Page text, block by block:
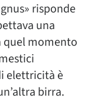
risponde
una
quel momento
elettricità è
birra.